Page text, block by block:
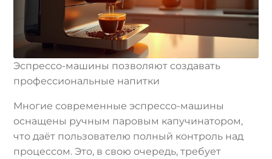
Эспрессо-машины позволяют создавать
профессиональные напитки
Многие современные эспрессо-машины
оснащены ручным паровым капучинатором,
что даёт пользователю полный контроль над
процессом. Это, в свою очередь, требует